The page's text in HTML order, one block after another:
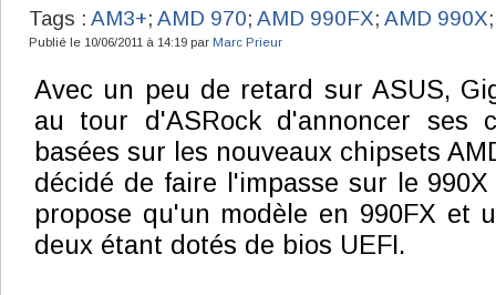
Tags : AM3+; AMD 970; AMD 990FX; AMD 990X
Publié le 10/06/2011 à 14:19 par Marc Prieur
Avec un peu de retard sur ASUS,
au tour d'ASRock d'annoncer ses
basées sur les nouveaux chipsets
décidé de faire l'impasse sur le
propose qu'un modèle en 990FX et
deux étant dotés de bios UEFI.